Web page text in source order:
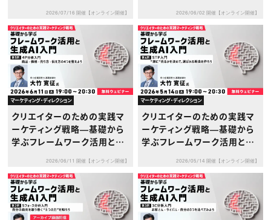
のフレームワークを組み合わ
せて自社戦略を描こう
2026/07/16 開催【オンライン開催】
門― 第3回：3C分析入門 お客
さん・ライバル・自分の3つを
比べてみよう
2026/06/02 開催【オンライン開催】
マーケティング・ディレクション
クリエイターのための実践マ
ーケティング戦略―基礎から
学ぶフレームワーク活用と生
門 ―商品・価格・売り方・伝え
方の4つを整えよう
2026/06/11 開催【オンライン開催】
マーケティング・ディレクション
クリエイターのための実践マ
ーケティング戦略―基礎から
学ぶフレームワーク活用と生
―”誰に”売るかを決めて、選
ばれる理由を作ろう
2026/05/14 開催【オンライン開催】